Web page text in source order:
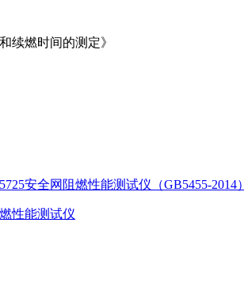
续燃时间的测定》
安全网阻燃性能测试仪（GB5455-2014）
性能测试仪